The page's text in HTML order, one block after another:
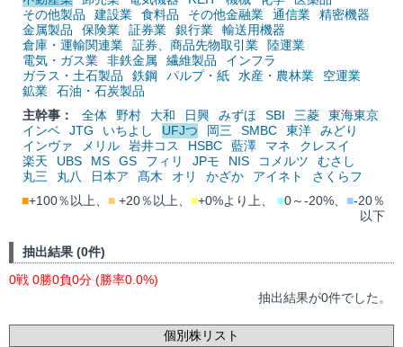
その他製品
建設業 食料品 その他金融業 通信業
精密機器
金属製品
保険業 証券業 銀行業
輸送用機器
倉庫・運輸関連業
証券、商品先物取引業
陸運業
電気・ガス業
非鉄金属 繊維製品
インフラ
ガラス・土石製品
鉄鋼 パルプ・紙 水産・農林業
空運業
鉱業
石油・石炭製品
主幹事：
全体 野村 大和 日興 みずほ SBI 三菱
東海東京
インベ
JTG いちよし UFJつ 岡三 SMBC 東洋
みどり
インヴァ
メリル 岩井コス HSBC 藍澤 マネ
クレスイ
楽天
UBS MS GS フィリ JPモ NIS コメルツ
むさし
丸三
丸八 日本ア 髙木 オリ かざか アイネト
さくらフ
■+100％以上、 ■ +20％以上、 ■+0%より上、 ■0～-20%、 ■-20％
以下
抽出結果 (0件)
0戦 0勝0負0分 (勝率0.0%)
抽出結果が0件でした。
個別株リスト